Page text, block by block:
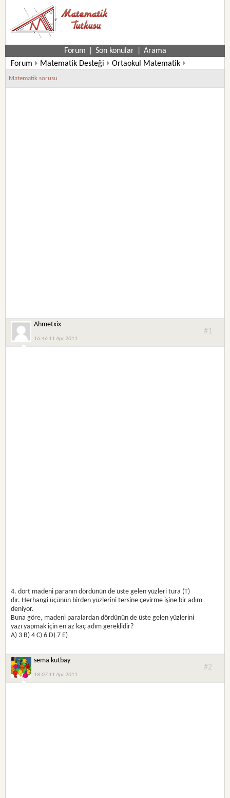
Forum Son konular
Arama
Forum
Matematik Desteği
Ortaokul Matematik
6. Sınıf Matematik Soruları
Matematik sorusu
Ahmetxix
16:46 11 Apr 2011
#1
4. dört madeni paranın dördünün de üste gelen yüzleri tura (T)
dır. Herhangi üçünün birden yüzlerini tersine çevirme işine bir adım
deniyor.
Buna göre, madeni paralardan dördünün de üste gelen yüzlerini
yazı yapmak için en az kaç adım gereklidir?
A) 3 B) 4 C) 6 D) 7 E)
sema kutbay
18:07 11 Apr 2011
#2